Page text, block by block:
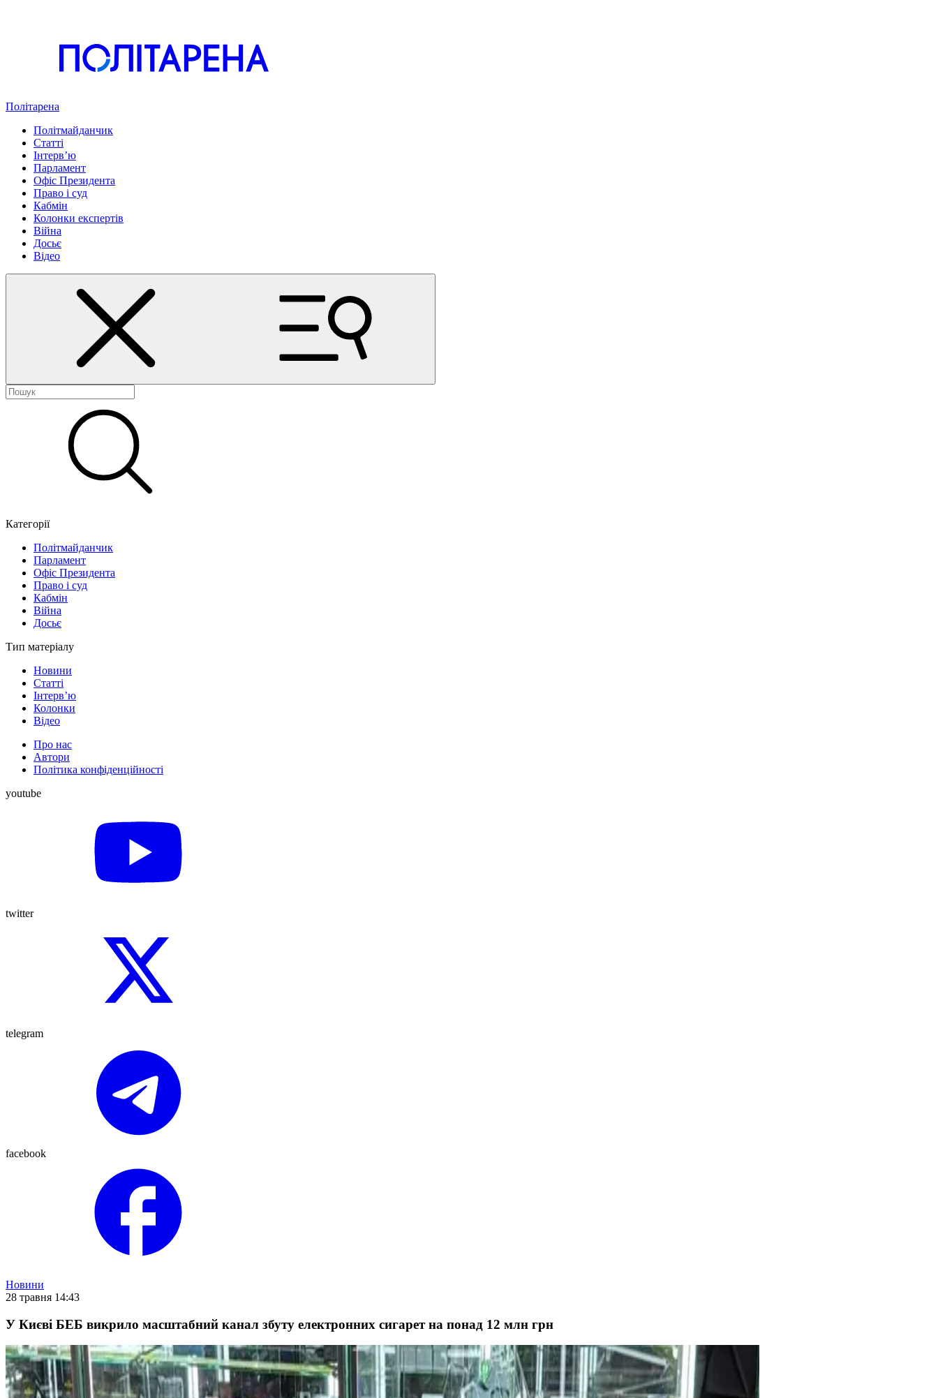
Політарена
Політмайданчик
Статті
Інтервʼю
Парламент
Офіс Президента
Право і суд
Кабмін
Колонки експертів
Війна
Досьє
Відео
Категорії
Політмайданчик
Парламент
Офіс Президента
Право і суд
Кабмін
Війна
Досьє
Тип матеріалу
Новини
Статті
Інтерв’ю
Колонки
Відео
Про нас
Автори
Політика конфіденційності
youtube
twitter
telegram
facebook
Новини
28 травня 14:43
У Києві БЕБ викрило масштабний канал збуту електронних сигарет на понад 12 млн грн